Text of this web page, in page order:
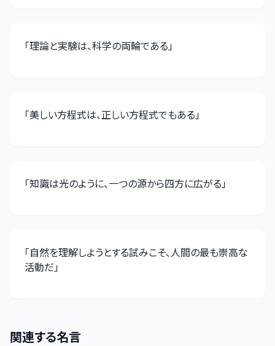
「理論と実験は、科学の両輪である」
「美しい方程式は、正しい方程式でもある」
「知識は光のように、一つの源から四方に広がる」
「自然を理解しようとする試みこそ、人間の最も崇高な
活動だ」
関連する名言